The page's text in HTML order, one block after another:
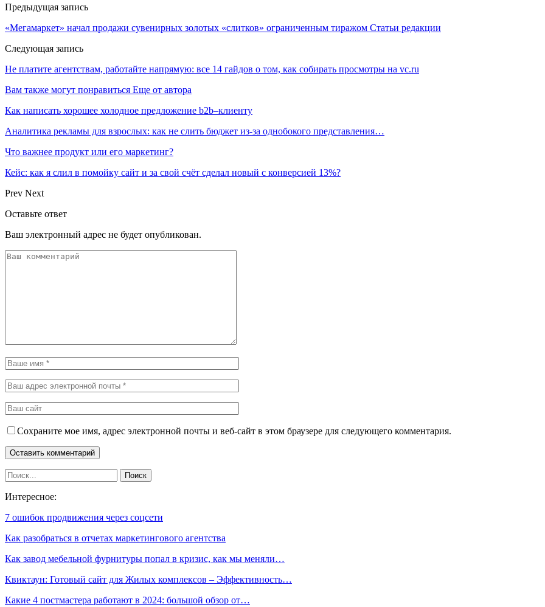
Предыдущая запись
«Мегамаркет» начал продажи сувенирных золотых «слитков» ограниченным тиражом Статьи редакции
Следующая запись
Не платите агентствам, работайте напрямую: все 14 гайдов о том, как собирать просмотры на vc.ru
Вам также могут понравиться Еще от автора
Как написать хорошее холодное предложение b2b–клиенту
Аналитика рекламы для взрослых: как не слить бюджет из-за однобокого представления…
Что важнее продукт или его маркетинг?
Кейс: как я слил в помойку сайт и за свой счёт сделал новый с конверсией 13%?
Prev Next
Оставьте ответ
Ваш электронный адрес не будет опубликован.
Сохраните мое имя, адрес электронной почты и веб-сайт в этом браузере для следующего комментария.
Интересное:
7 ошибок продвижения через соцсети
Как разобраться в отчетах маркетингового агентства
Как завод мебельной фурнитуры попал в кризис, как мы меняли…
Квиктаун: Готовый сайт для Жилых комплексов – Эффективность…
Какие 4 постмастера работают в 2024: большой обзор от…